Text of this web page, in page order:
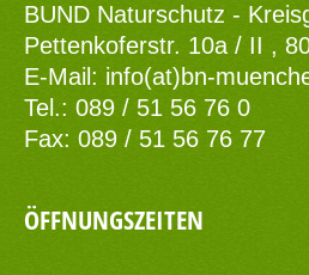
BUND Naturschutz -
Pettenkoferstr. 10a / II ,
E-Mail: info(at)bn-
Tel.: 089 / 51 56 76 0
Fax: 089 / 51 56 76 77
ÖFFNUNGSZEITEN